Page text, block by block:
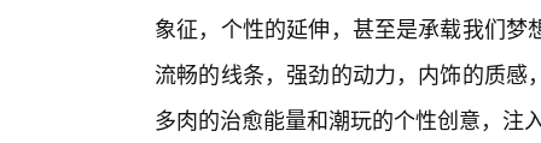
象征，个性的延伸，甚至是承载我们
流畅的线条，强劲的动力，内饰的质
多肉的治愈能量和潮玩的个性创意，注